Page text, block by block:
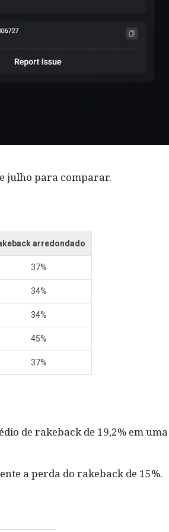
julho para comparar.
arredondado
37%
34%
34%
45%
37%
de rakeback de 19,2% em uma
a perda do rakeback de 15%.